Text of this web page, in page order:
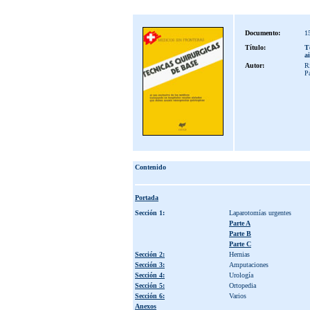
Documento:
Título:
Autor:
Contenido
Portada
Sección 1:
Laparotomías urgentes
Parte A
Parte B
Parte C
Sección 2:
Hernias
Sección 3:
Amputaciones
Sección 4:
Urología
Sección 5:
Ortopedia
Sección 6:
Varios
Anexos